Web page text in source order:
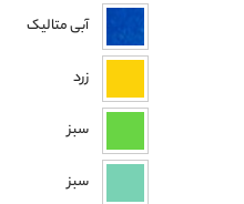
آبی متالیک
زرد
سبز
سبز